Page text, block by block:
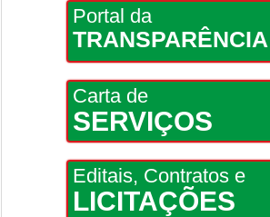
Portal da
TRANSPARÊNCIA
Carta de
SERVIÇOS
Editais, Contratos e
LICITAÇÕES